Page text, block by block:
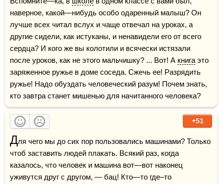
наверное, какой—нибудь особо одаренный малыш? Он
лучше всех читал вслух и чаще отвечал на уроках, а
другие сидели, как истуканы, и ненавидели его от всего
сердца? И кого же вы колотили и всячески истязали
после уроков, как не этого мальчишку? ... Вот! А книга это
заряженное ружье в доме соседа. Сжечь ее! Разрядить
ружье! Надо обуздать человеческий разум! Почем знать,
кто завтра станет мишенью для начитанного человека?
+51
Для чего мы до сих пор пользовались машинами? Только
чтоб заставить людей плакать. Всякий раз, когда
казалось, что человек и машина вот—вот наконец
уживутся друг с другом, — бац! Кто—то где–то